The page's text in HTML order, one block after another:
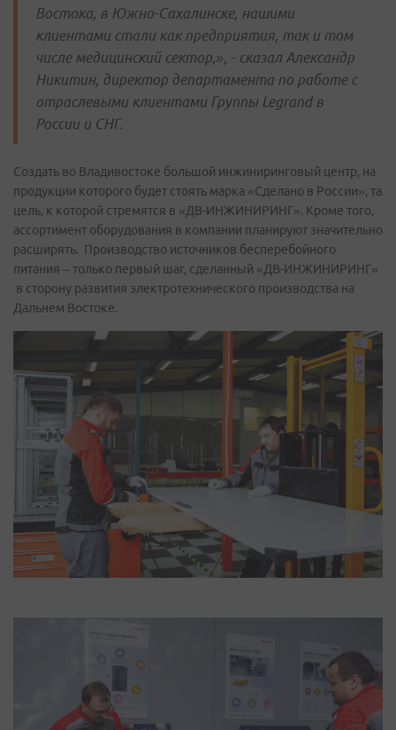
Востока, в Южно-Сахалинске, нашими
клиентами стали как предприятия, так и том
числе медицинский сектор,», - сказал Александр
Никитин, директор департамента по работе с
отраслевыми клиентами Группы Legrand в
России и СНГ.
Создать во Владивостоке большой инжиниринговый центр, на
продукции которого будет стоять марка «Сделано в России», та
цель, к которой стремятся в «ДВ-ИНЖИНИРИНГ». Кроме того,
ассортимент оборудования в компании планируют значительно
расширять. Производство источников бесперебойного
питания – только первый шаг, сделанный «ДВ-ИНЖИНИРИНГ»
в сторону развития электротехнического производства на
Дальнем Востоке.